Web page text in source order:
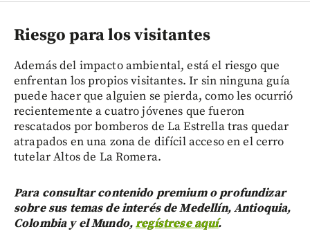
Riesgo para los visitantes
Además del impacto ambiental, está el riesgo que
enfrentan los propios visitantes. Ir sin ninguna guía
puede hacer que alguien se pierda, como les ocurrió
recientemente a cuatro jóvenes que fueron
rescatados por bomberos de La Estrella tras quedar
atrapados en una zona de difícil acceso en el cerro
tutelar Altos de La Romera.
Para consultar contenido premium o profundizar
sobre sus temas de interés de Medellín, Antioquia,
Colombia y el Mundo,regístrese aquí.